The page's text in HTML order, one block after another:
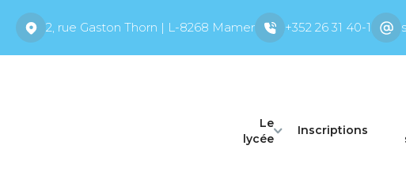
2, rue Gaston Thorn | L-8268 Mamer +352 26 31 40-1
Le
lycée
Inscriptions